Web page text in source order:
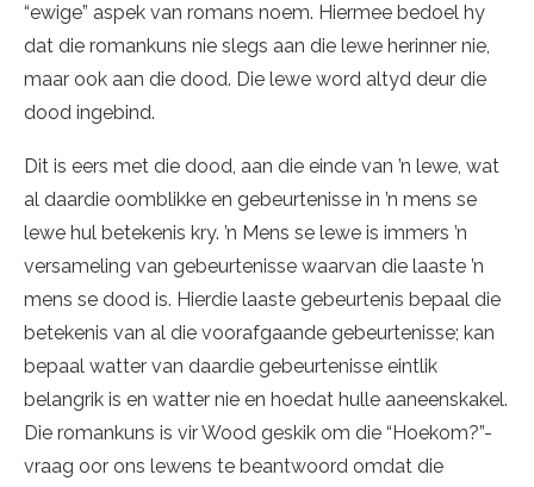
“ewige” aspek van romans noem. Hiermee bedoel hy
dat die romankuns nie slegs aan die lewe herinner nie,
maar ook aan die dood. Die lewe word altyd deur die
dood ingebind.
Dit is eers met die dood, aan die einde van ’n lewe, wat
al daardie oomblikke en gebeurtenisse in ’n mens se
lewe hul betekenis kry. ’n Mens se lewe is immers ’n
versameling van gebeurtenisse waarvan die laaste ’n
mens se dood is. Hierdie laaste gebeurtenis bepaal die
betekenis van al die voorafgaande gebeurtenisse; kan
bepaal watter van daardie gebeurtenisse eintlik
belangrik is en watter nie en hoedat hulle aaneenskakel.
Die romankuns is vir Wood geskik om die “Hoekom?”-
vraag oor ons lewens te beantwoord omdat die